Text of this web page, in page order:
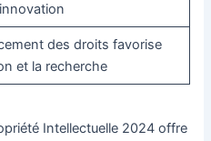
des droits favorise
et la recherche
Intellectuelle 2024 offre